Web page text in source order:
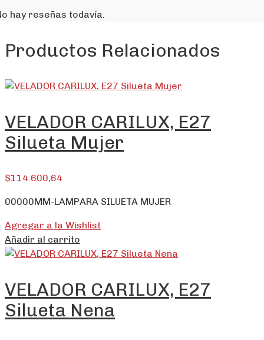
hay reseñas todavía.
Productos Relacionados
VELADOR CARILUX, E27
Silueta Mujer
$114.600,64
00000MM-LAMPARA SILUETA MUJER
Agregar a la Wishlist
Añadir al carrito
VELADOR CARILUX, E27
Silueta Nena